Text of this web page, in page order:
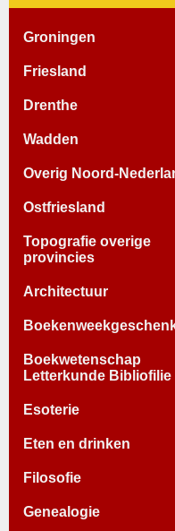
Groningen
Friesland
Drenthe
Wadden
Overig Noord-
Ostfriesland
Topografie overige
provincies
Architectuur
Boekwetenschap
Letterkunde Bibliofilie
Esoterie
Eten en drinken
Filosofie
Genealogie